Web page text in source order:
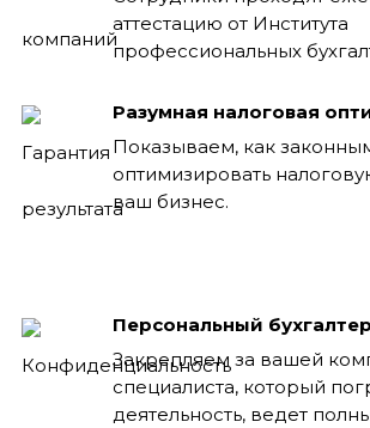
аттестацию от Института
профессиональных
Разумная налоговая
Показываем, как
оптимизировать
ваш бизнес.
Персональный бухгалтер
Закрепляем за вашей
специалиста, который
деятельность, ведет